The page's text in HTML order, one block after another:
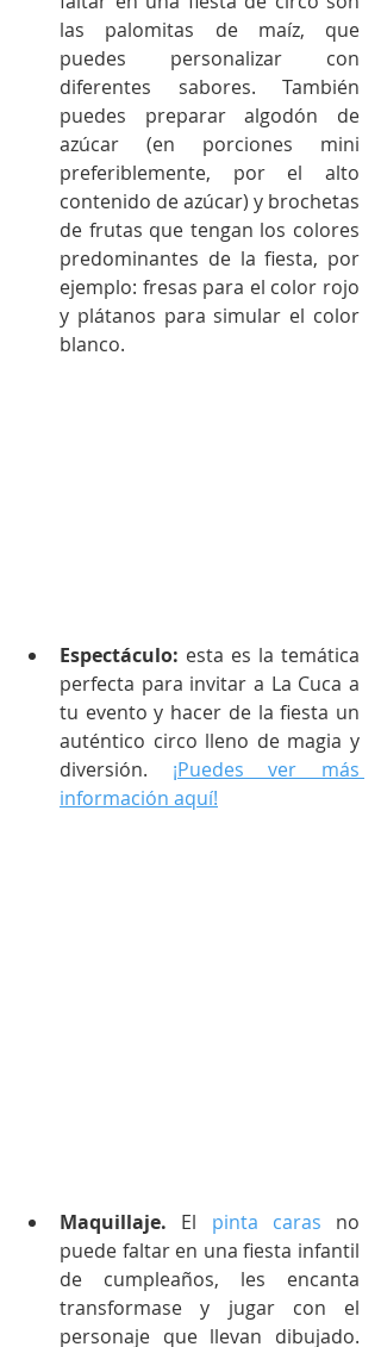
las palomitas de maíz, que
puedes personalizar con
diferentes sabores. También
puedes preparar algodón de
azúcar (en porciones mini
preferiblemente, por el alto
contenido de azúcar) y brochetas
de frutas que tengan los colores
predominantes de la fiesta, por
ejemplo: fresas para el color rojo
y plátanos para simular el color
blanco.
Espectáculo: esta es la temática
perfecta para invitar a La Cuca a
tu evento y hacer de la fiesta un
auténtico circo lleno de magia y
diversión. ¡Puedes ver más
información aquí!
Maquillaje. El pinta caras no
puede faltar en una fiesta infantil
de cumpleaños, les encanta
transformase y jugar con el
personaje que llevan dibujado.